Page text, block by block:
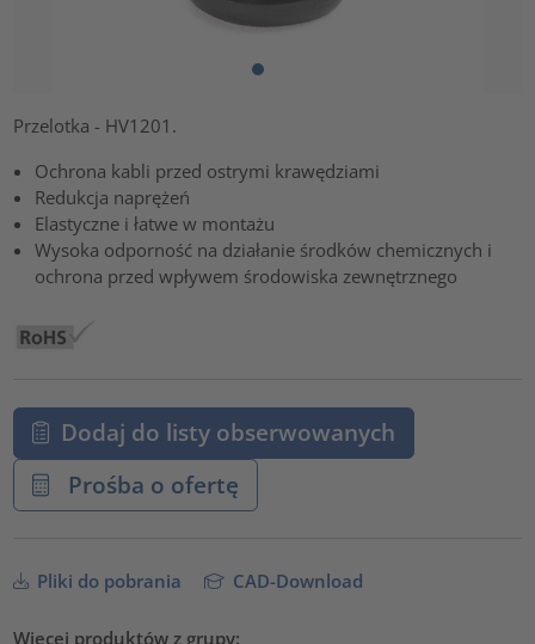
Przelotka - HV1201.
Ochrona kabli przed ostrymi krawędziami
Redukcja naprężeń
Elastyczne i łatwe w montażu
Wysoka odporność na działanie środków chemicznych i
ochrona przed wpływem środowiska zewnętrznego
Dodaj do listy obserwowanych
Prośba o ofertę
Pliki do pobrania CAD-Download
Więcej produktów z grupy: